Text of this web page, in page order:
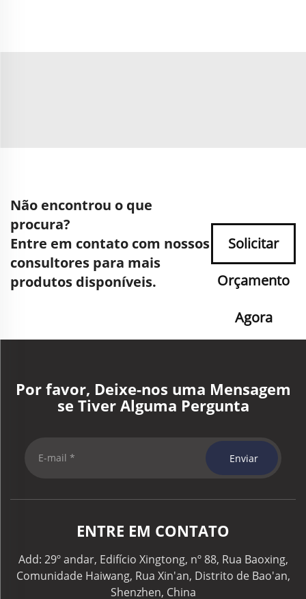
Não encontrou o que
procura?
Entre em contato com nossos
consultores para mais
produtos disponíveis.
Solicitar
Orçamento
Agora
Por favor, Deixe-nos uma Mensagem
se Tiver Alguma Pergunta
Enviar
ENTRE EM CONTATO
Add: 29º andar, Edifício Xingtong, nº 88, Rua Baoxing,
Comunidade Haiwang, Rua Xin'an, Distrito de Bao'an,
Shenzhen, China